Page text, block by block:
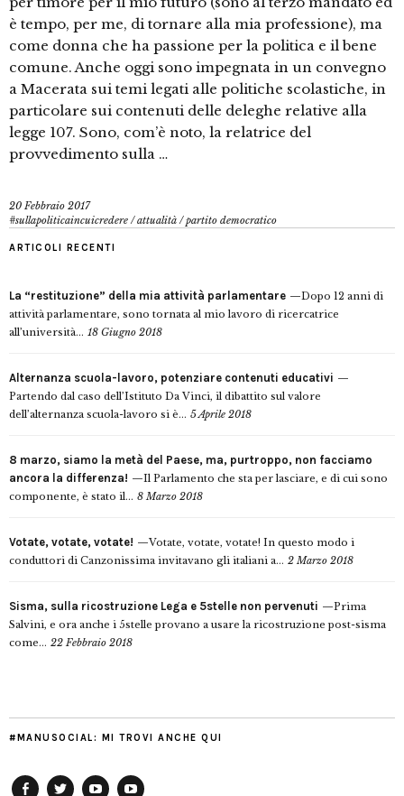
è tempo, per me, di tornare alla mia professione), ma
come donna che ha passione per la politica e il bene
comune. Anche oggi sono impegnata in un convegno
a Macerata sui temi legati alle politiche scolastiche, in
particolare sui contenuti delle deleghe relative alla
legge 107. Sono, com’è noto, la relatrice del
provvedimento sulla …
20 Febbraio 2017
#sullapoliticaincuicredere /attualità /partito democratico
ARTICOLI RECENTI
La “restituzione” della mia attività parlamentare
Dopo 12 anni di
attività parlamentare, sono tornata al mio lavoro di ricercatrice
all’università... 18 Giugno 2018
Alternanza scuola-lavoro, potenziare contenuti educativi
Partendo dal caso dell’Istituto Da Vinci, il dibattito sul valore
dell’alternanza scuola-lavoro si è... 5 Aprile 2018
8 marzo, siamo la metà del Paese, ma, purtroppo, non facciamo
ancora la differenza!
Il Parlamento che sta per lasciare, e di cui sono
componente, è stato il... 8 Marzo 2018
Votate, votate, votate!
Votate, votate, votate! In questo modo i
conduttori di Canzonissima invitavano gli italiani a... 2 Marzo 2018
Sisma, sulla ricostruzione Lega e 5stelle non pervenuti
Prima
Salvini, e ora anche i 5stelle provano a usare la ricostruzione post-sisma
come... 22 Febbraio 2018
#MANUSOCIAL: MI TROVI ANCHE QUI